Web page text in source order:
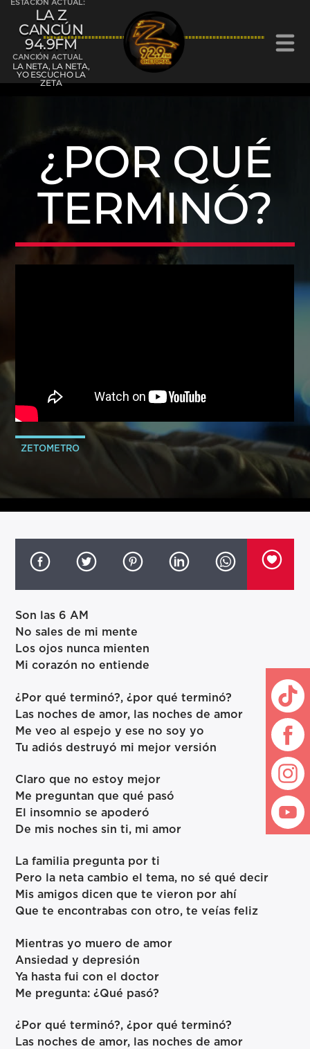
ESTACIÓN ACTUAL:
LA Z
CANCÚN
94.9FM
CANCIÓN ACTUAL
LA NETA, LA NETA,
YO ESCUCHO LA
ZETA
La Z Chetumal 92.9FM
¿POR QUÉ
TERMINÓ?
ZETOMETRO
Son las 6 AM
No sales de mi mente
Los ojos nunca mienten
Mi corazón no entiende
¿Por qué terminó?, ¿por qué terminó?
Las noches de amor, las noches de amor
Me veo al espejo y ese no soy yo
Tu adiós destruyó mi mejor versión
Claro que no estoy mejor
Me preguntan que qué pasó
El insomnio se apoderó
De mis noches sin ti, mi amor
La familia pregunta por ti
Pero la neta cambio el tema, no sé qué decir
Mis amigos dicen que te vieron por ahí
Que te encontrabas con otro, te veías feliz
Mientras yo muero de amor
Ansiedad y depresión
Ya hasta fui con el doctor
Me pregunta: ¿Qué pasó?
¿Por qué terminó?, ¿por qué terminó?
Las noches de amor, las noches de amor